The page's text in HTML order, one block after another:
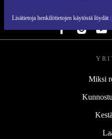
Lisätietoja henkilötietojen käytöstä löydät
Miksi